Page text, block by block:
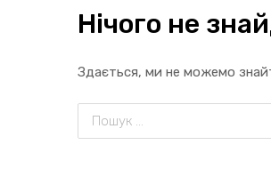
Нічого не
Здається, ми не можемо